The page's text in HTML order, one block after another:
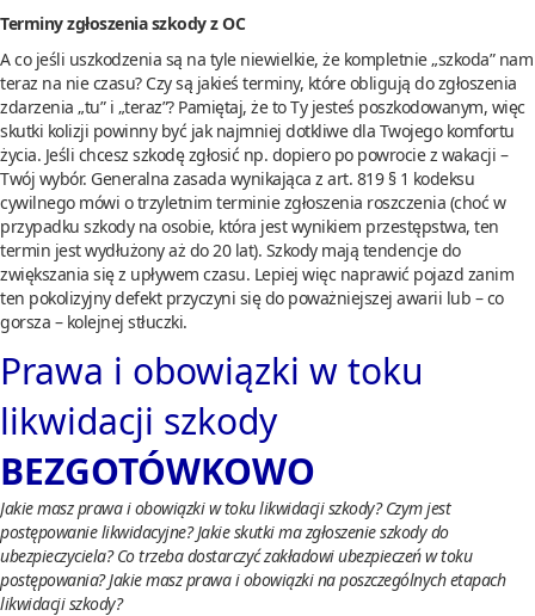
Terminy zgłoszenia szkody z OC
A co jeśli uszkodzenia są na tyle niewielkie, że kompletnie „szkoda” nam
teraz na nie czasu? Czy są jakieś terminy, które obligują do zgłoszenia
zdarzenia „tu” i „teraz”? Pamiętaj, że to Ty jesteś poszkodowanym, więc
skutki kolizji powinny być jak najmniej dotkliwe dla Twojego komfortu
życia. Jeśli chcesz szkodę zgłosić np. dopiero po powrocie z wakacji –
Twój wybór. Generalna zasada wynikająca z art. 819 § 1 kodeksu
cywilnego mówi o trzyletnim terminie zgłoszenia roszczenia (choć w
przypadku szkody na osobie, która jest wynikiem przestępstwa, ten
termin jest wydłużony aż do 20 lat). Szkody mają tendencje do
zwiększania się z upływem czasu. Lepiej więc naprawić pojazd zanim
ten pokolizyjny defekt przyczyni się do poważniejszej awarii lub – co
gorsza – kolejnej stłuczki.
Prawa i obowiązki w toku
likwidacji szkody
BEZGOTÓWKOWO
Jakie masz prawa i obowiązki w toku likwidacji szkody? Czym jest
postępowanie likwidacyjne? Jakie skutki ma zgłoszenie szkody do
ubezpieczyciela? Co trzeba dostarczyć zakładowi ubezpieczeń w toku
postępowania? Jakie masz prawa i obowiązki na poszczególnych etapach
likwidacji szkody?